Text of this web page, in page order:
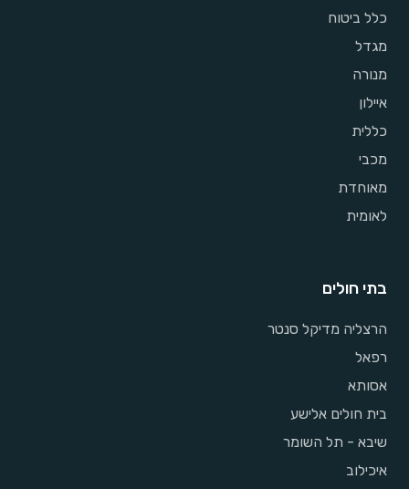
כלל ביטוח
מגדל
מנורה
איילון
כללית
מכבי
מאוחדת
לאומית
בתי חולים
הרצליה מדיקל סנטר
רפאל
אסותא
בית חולים אלישע
שיבא - תל השומר
איכילוב